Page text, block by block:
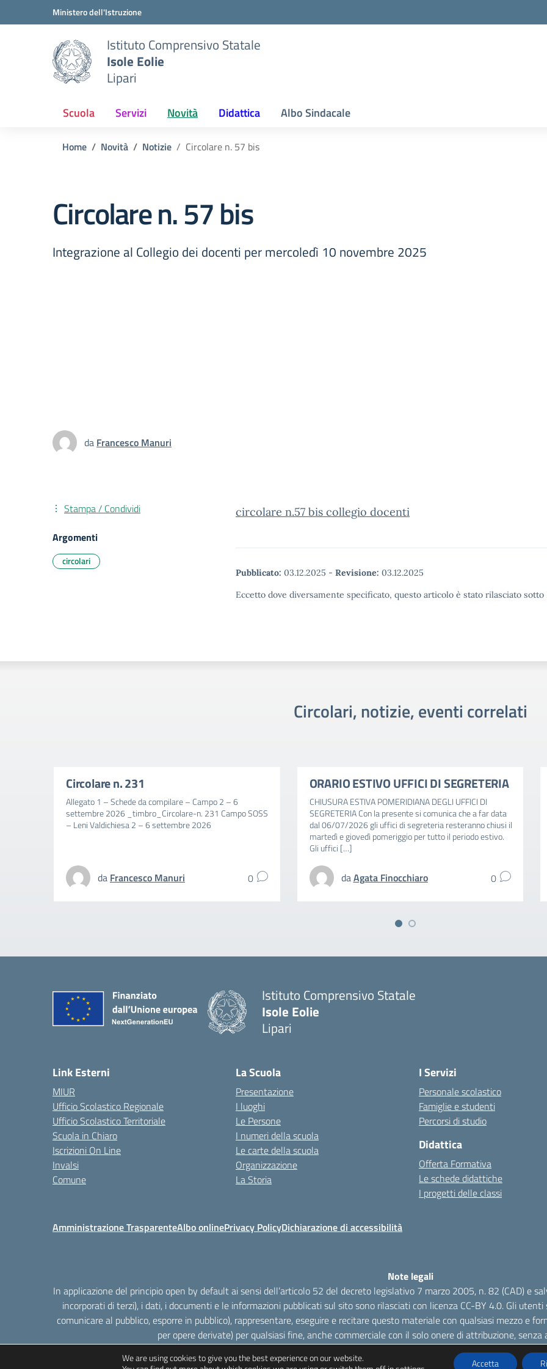
Vai ai contenuti
Vai al menu di navigazione
Ministero dell'Istruzione
Istituto Comprensivo Statale
Isole Eolie
Lipari
Scuola Servizi Novità Didattica Albo Sindacale
Home Novità Notizie Circolare n. 57 bis
Circolare n. 57 bis
Integrazione al Collegio dei docenti per mercoledì 10 novembre 2025
da Francesco Manuri
circolare n.57 bis collegio docenti
Pubblicato: 03.12.2025 - Revisione: 03.12.2025
Eccetto dove diversamente specificato, questo articolo è stato rilasciato
Stampa / Condividi
Argomenti
circolari
Circolari, notizie, eventi correlati
Circolare n. 231
Allegato 1 – Schede da compilare – Campo 2 – 6
settembre 2026 _timbro_Circolare-n. 231 Campo SOSS
– Leni Valdichiesa 2 – 6 settembre 2026
da Francesco Manuri 0
ORARIO ESTIVO UFFICI DI SEGRETERIA
CHIUSURA ESTIVA POMERIDIANA DEGLI UFFICI DI
SEGRETERIA Con la presente si comunica che a far data
dal 06/07/2026 gli uffici di segreteria resteranno chiusi il
martedì e giovedì pomeriggio per tutto il periodo estivo.
Gli uffici […]
daAgata Finocchiaro 0
Istituto Comprensivo Statale
Isole Eolie
Lipari
Link Esterni
MIUR
Ufficio Scolastico Regionale
Ufficio Scolastico Territoriale
Scuola in Chiaro
Iscrizioni On Line
Invalsi
Comune
La Scuola
Presentazione
I luoghi
Le Persone
I numeri della scuola
Le carte della scuola
Organizzazione
La Storia
I Servizi
Personale scolastico
Famiglie e studenti
Percorsi di studio
Didattica
Offerta Formativa
Le schede didattiche
I progetti delle classi
Amministrazione TrasparenteAlbo onlinePrivacy PolicyDichiarazione di accessibilità
Note legali
In applicazione del principio open by default ai sensi dell’articolo 52 del decreto legislativo 7 marzo 2005, n. 82 (CAD) e
incorporati di terzi), i dati, i documenti e le informazioni pubblicati sul sito sono rilasciati con licenza CC-BY 4.0. Gli
comunicare al pubblico, esporre in pubblico), rappresentare, eseguire e recitare questo materiale con qualsiasi mezzo e
per opere derivate) per qualsiasi fine, anche commerciale con il solo onere di attribuzione,
We are using cookies to give you the best experience on our website.
Accetta